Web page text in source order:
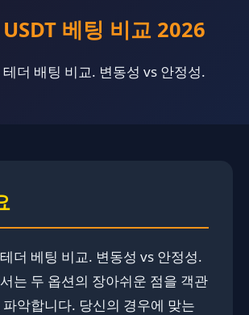
베팅 비교 2026
더 배팅 비교. ​​​변동성 vs 안정성.
더 베팅 비교. ​변동성 vs 안정성.
는 두 옵션의 장아쉬운 점을 객관
악합니다. ​​당신의 경우에 맞는